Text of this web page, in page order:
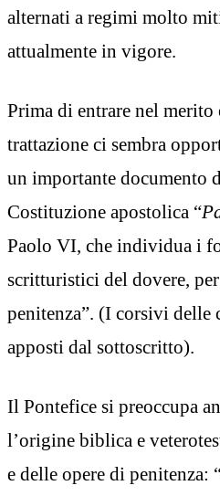
alternati a regimi molto
attualmente in vigore.
Prima di entrare nel merito
trattazione ci sembra
un importante documento
Costituzione apostolica “
Paolo VI, che individua i
scritturistici del dovere,
penitenza”. (I corsivi delle
apposti dal sottoscritto).
Il Pontefice si preoccupa
l’origine biblica e
e delle opere di penitenza: